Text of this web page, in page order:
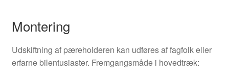
Montering
Udskiftning af pæreholderen kan udføres af fagfolk eller
erfarne bilentusiaster. Fremgangsmåde i hovedtræk: